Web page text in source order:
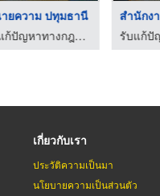
ปรึกษาทนายเพื่อประชา ...
รับแก้ปัญหาทางกฎหมาย - สำนักงานกฎหมายสุฤทธิ์
เกี่ยวกับเรา
ประวัติความเป็นมา
นโยบายความเป็นส่วนตัว